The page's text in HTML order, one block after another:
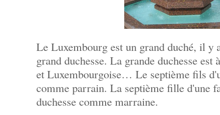
Le Luxembourg est un grand duché, il y
grand duchesse. La grande duchesse est
et Luxembourgoise… Le septième fils
comme parrain. La septième fille d'une
duchesse comme marraine.